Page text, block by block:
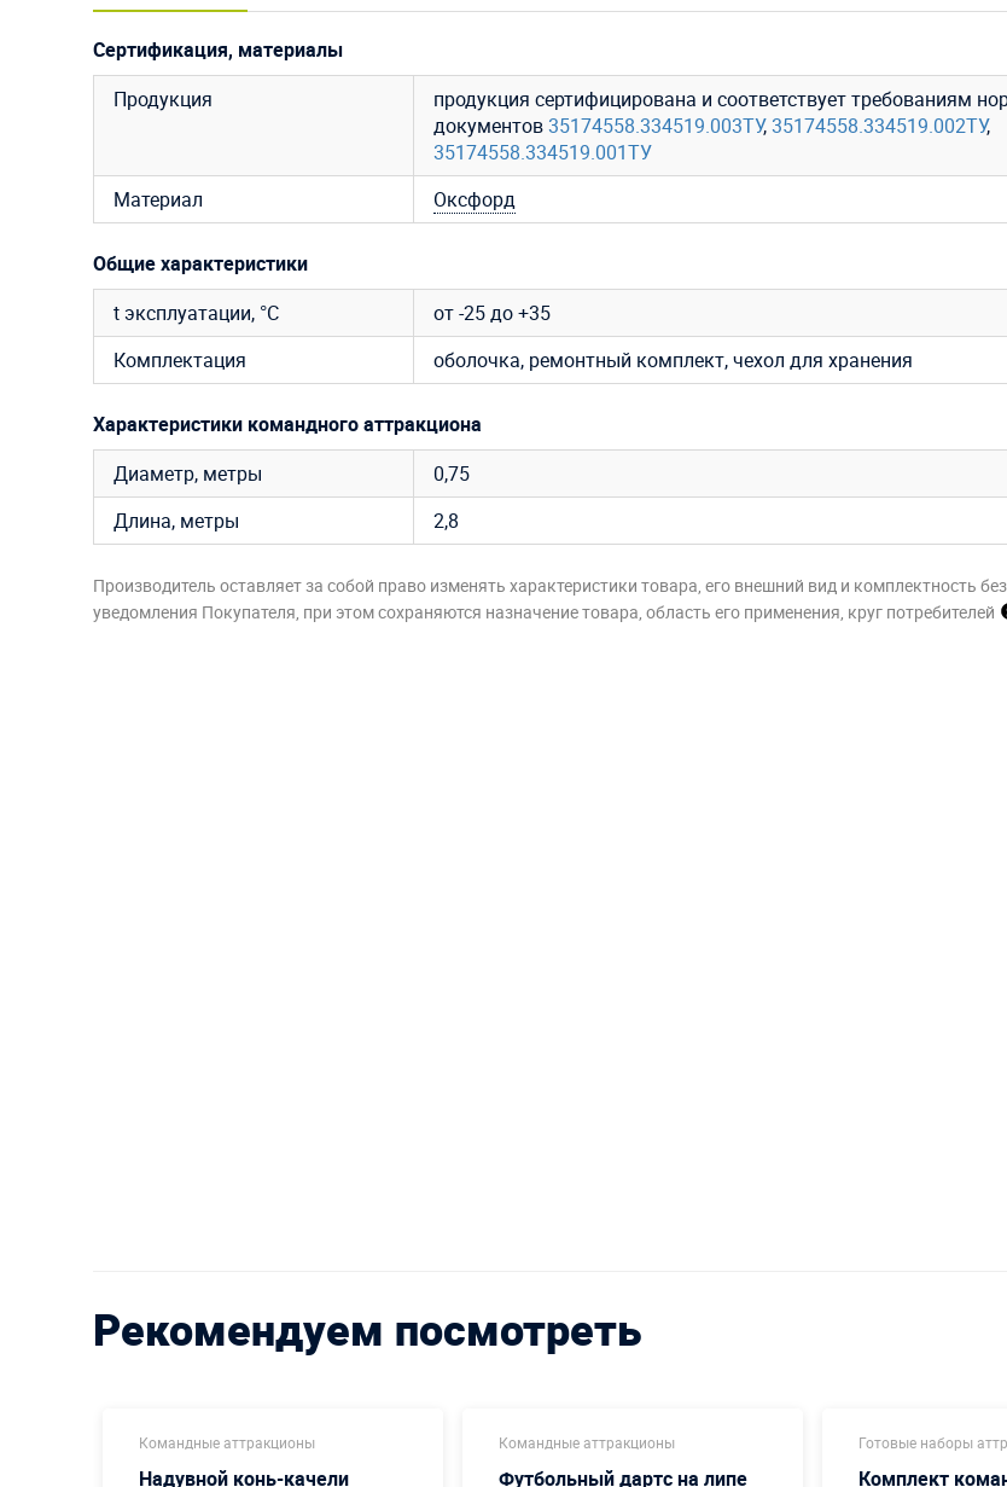
Сертификация, материалы
Продукция
продукция сертифицирована и соответствует требованиям
документов35174558.334519.003ТУ,35174558.334519.002ТУ,
35174558.334519.001ТУ
Материал
Оксфорд
Общие характеристики
t эксплуатации, °C
от -25 до +35
Комплектация
оболочка, ремонтный комплект, чехол для хранения
Характеристики командного аттракциона
Диаметр, метры
0,75
Длина, метры
2,8
Производитель оставляет за собой право изменять характеристики товара, его внешний вид и комплектность
уведомления Покупателя, при этом сохраняются назначение товара, область его применения, круг потребителей
Рекомендуем посмотреть
Командные аттракционы
Надувной конь-качели
Командные аттракционы
Футбольный дартс на липе
Готовые наборы
Комплект